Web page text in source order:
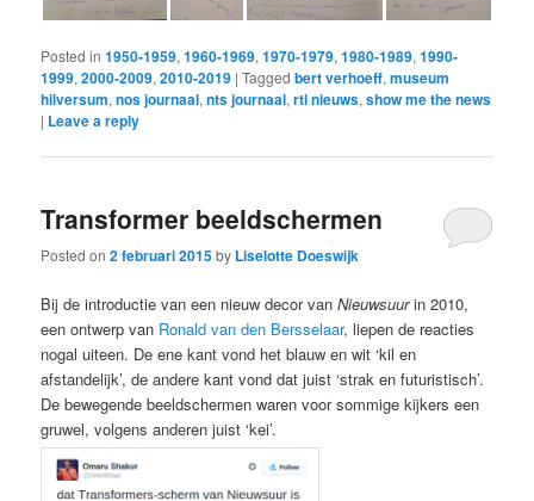
Posted in 1950-1959,1960-1969,1970-1979,1980-1989,1990-
1999,2000-2009,2010-2019 |Tagged bert verhoeff,museum
hilversum,nos journaal,nts journaal,rtl nieuws,show me the news
| Leave a reply
Transformer beeldschermen
Posted on2 februari 2015by Liselotte Doeswijk
Bij de introductie van een nieuw decor vanNieuwsuurin 2010,
een ontwerp van Ronald van den Bersselaar, liepen de reacties
nogal uiteen. De ene kant vond het blauw en wit ‘kil en
afstandelijk’, de andere kant vond dat juist ‘strak en futuristisch’.
De bewegende beeldschermen waren voor sommige kijkers een
gruwel, volgens anderen juist ‘kei’.